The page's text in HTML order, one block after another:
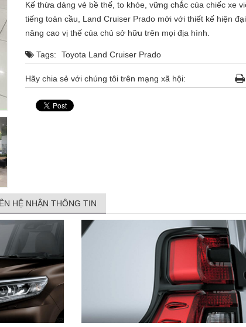
Kế thừa dáng vẻ bề thế, to khỏe, vững chắc của chiếc xe
tiếng toàn cầu, Land Cruiser Prado mới với thiết kế hiện
nâng cao vị thế của chủ sở hữu trên mọi địa hình.
Tags: Toyota Land Cruiser Prado
Hãy chia sẻ với chúng tôi trên mạng xã hội:
HỆ NHẬN THÔNG TIN